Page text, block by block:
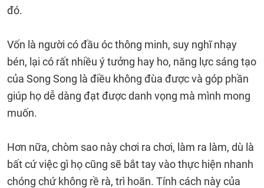
đó.
Vốn là người có đầu óc thông minh, suy nghĩ nhạy
bén, lại có rất nhiều ý tưởng hay ho, năng lực sáng tạo
của Song Song là điều không đùa được và góp phần
giúp họ dễ dàng đạt được danh vọng mà mình mong
muốn.
Hơn nữa, chòm sao này chơi ra chơi, làm ra làm, dù là
bất cứ việc gì họ cũng sẽ bắt tay vào thực hiện nhanh
chóng chứ không rề rà, trì hoãn. Tính cách này của